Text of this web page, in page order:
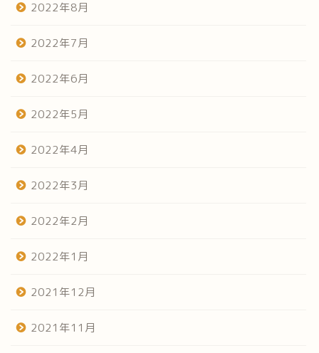
2022年8月
2022年7月
2022年6月
2022年5月
2022年4月
2022年3月
2022年2月
2022年1月
2021年12月
2021年11月